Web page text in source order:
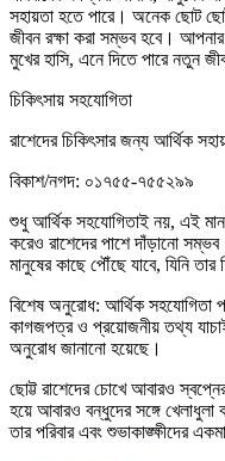
সহায়তা হতে পারে। অনেক ছোট
জীবন রক্ষা করা সম্ভব হবে। আপনার
মুখের হাসি, এনে দিতে পারে নতুন
চিকিৎসায় সহযোগিতা
রাশেদের চিকিৎসার জন্য আর্থিক
বিকাশ/নগদ: ০১৭৫৫-৭৫৫২৯৯
শুধু আর্থিক সহযোগিতাই নয়, এই
করেও রাশেদের পাশে দাঁড়ানো
মানুষের কাছে পৌঁছে যাবে, যিনি
বিশেষ অনুরোধ: আর্থিক সহযোগিতা
কাগজপত্র ও প্রয়োজনীয় তথ্য
অনুরোধ জানানো হয়েছে।
ছোট্ট রাশেদের চোখে আবারও
হয়ে আবারও বন্ধুদের সঙ্গে
তার পরিবার এবং শুভাকাঙ্ক্ষীদের